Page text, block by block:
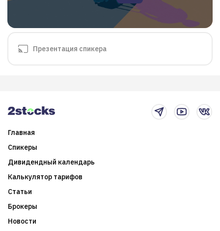
Презентация спикера
Главная
Спикеры
Дивидендный календарь
Калькулятор тарифов
Статьи
Брокеры
Новости